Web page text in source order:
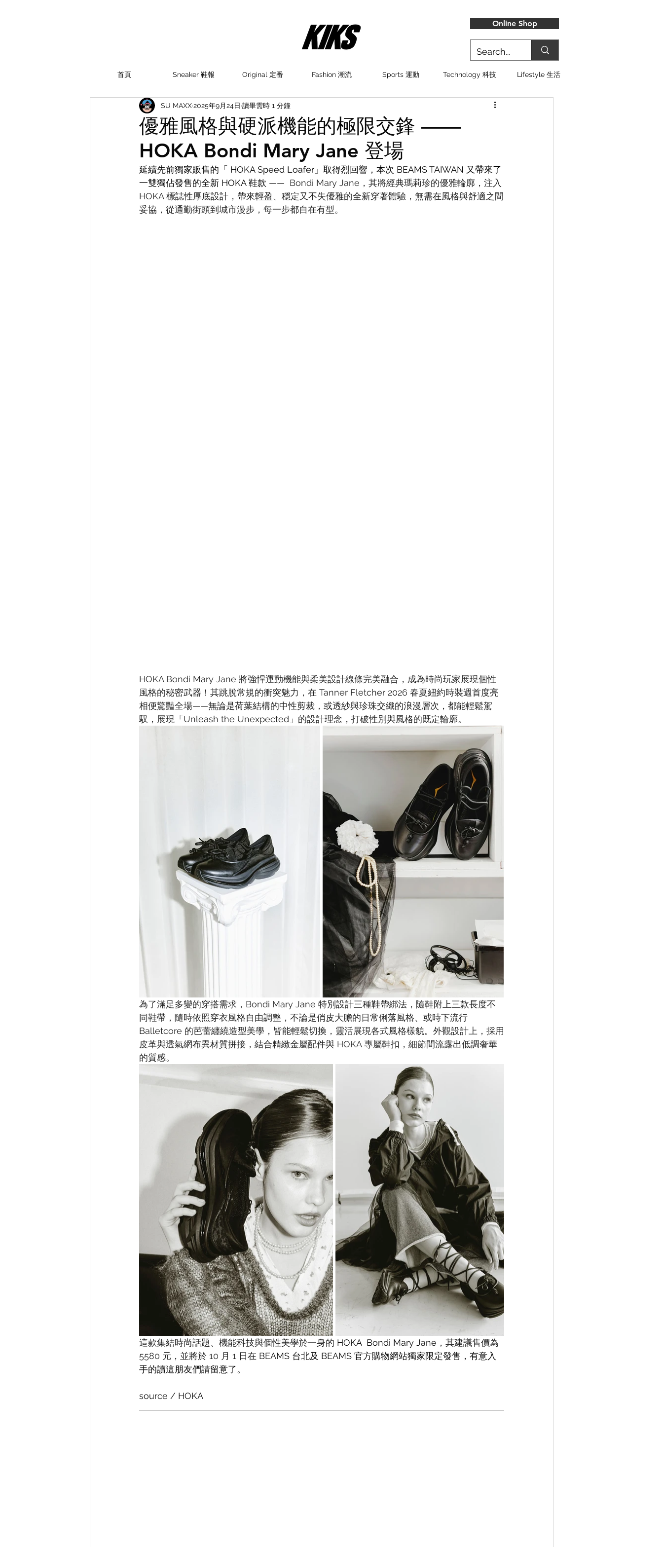
Online Shop
首頁 Sneaker 鞋報 Original 定番 Fashion 潮流 Sports 運動 Technology 科技 Lifestyle 生活
優雅風格與硬派機能的極限交鋒 ——
HOKA Bondi Mary Jane 登場
SU MAXX2025年9月24日 讀畢需時 1 分鐘
延續先前獨家販售的「 HOKA Speed Loafer」取得烈回響，本次 BEAMS TAIWAN 又帶來了
一雙獨佔發售的全新 HOKA 鞋款 —— Bondi Mary Jane，其將經典瑪莉珍的優雅輪廓，注入
HOKA 標誌性厚底設計，帶來輕盈、穩定又不失優雅的全新穿著體驗，無需在風格與舒適之間
妥協，從通勤街頭到城市漫步，每一步都自在有型。
HOKA Bondi Mary Jane 將強悍運動機能與柔美設計線條完美融合，成為時尚玩家展現個性
風格的秘密武器！其跳脫常規的衝突魅力，在 Tanner Fletcher 2026 春夏紐約時裝週首度亮
相便驚豔全場——無論是荷葉結構的中性剪裁，或透紗與珍珠交織的浪漫層次，都能輕鬆駕
馭，展現「Unleash the Unexpected」的設計理念，打破性別與風格的既定輪廓。
為了滿足多變的穿搭需求，Bondi Mary Jane 特別設計三種鞋帶綁法，隨鞋附上三款長度不
同鞋帶，隨時依照穿衣風格自由調整，不論是俏皮大膽的日常俐落風格、或時下流行
Balletcore 的芭蕾纏繞造型美學，皆能輕鬆切換，靈活展現各式風格樣貌。外觀設計上，採用
皮革與透氣網布異材質拼接，結合精緻金屬配件與 HOKA 專屬鞋扣，細節間流露出低調奢華
的質感。
這款集結時尚話題、機能科技與個性美學於一身的 HOKA  Bondi Mary Jane ，其建議售價為
5580 元，並將於 10 月 1 日在 BEAMS 台北及 BEAMS 官方購物網站獨家限定發售，有意入
手的讀這朋友們請留意了。
source / HOKA